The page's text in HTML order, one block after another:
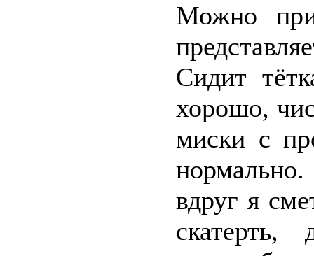
Можно
Сидит
хорошо,
миски с
вдруг я